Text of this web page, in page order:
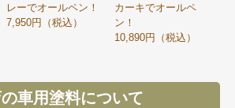
レーでオールペン！
7,950円（税込）
カーキでオールペ
ン！
10,890円（税込）
車用塗料について